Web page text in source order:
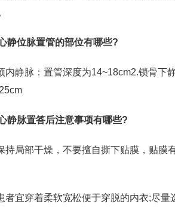
静位脉置管的部位有哪些?
内静脉：置管深度为14~18cm2.锁骨下
静脉置答后注意事项有哪些?
持局部干燥，不要擅自撕下贴膜，贴膜
者宜穿着柔软宽松便于穿脱的内衣;尽量